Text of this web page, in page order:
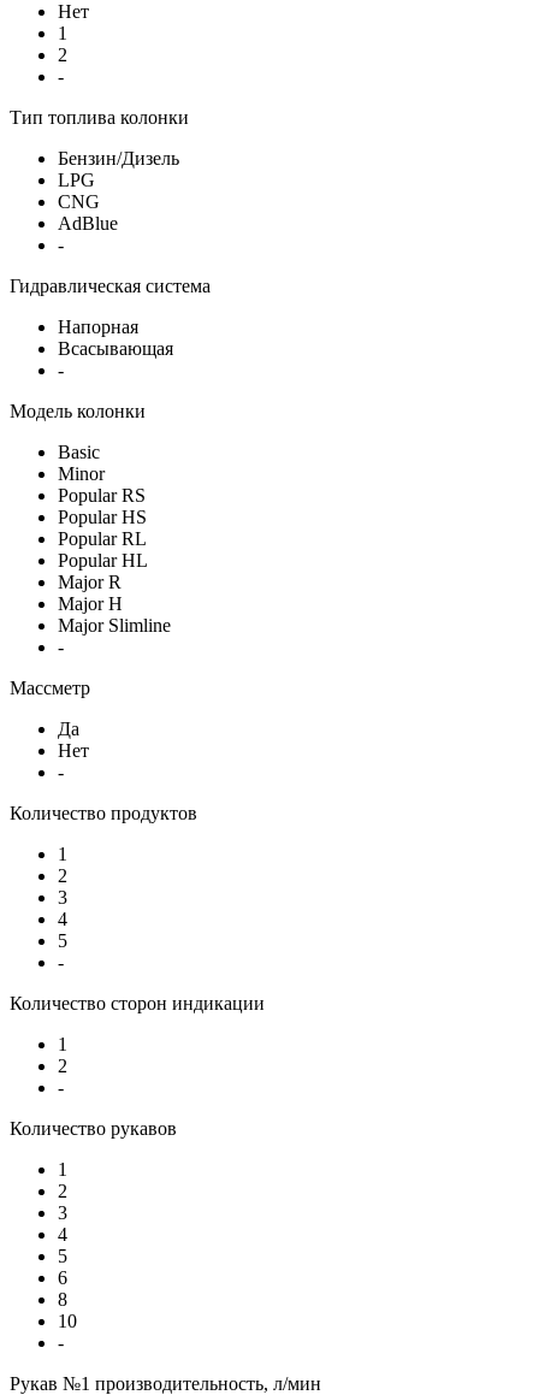
Нет
1
2
-
Тип топлива колонки
Бензин/Дизель
LPG
CNG
AdBlue
-
Гидравлическая система
Напорная
Всасывающая
-
Модель колонки
Basic
Minor
Popular RS
Popular HS
Popular RL
Popular HL
Major R
Major H
Major Slimline
-
Массметр
Да
Нет
-
Количество продуктов
1
2
3
4
5
-
Количество сторон индикации
1
2
-
Количество рукавов
1
2
3
4
5
6
8
10
-
Рукав №1 производительность, л/мин